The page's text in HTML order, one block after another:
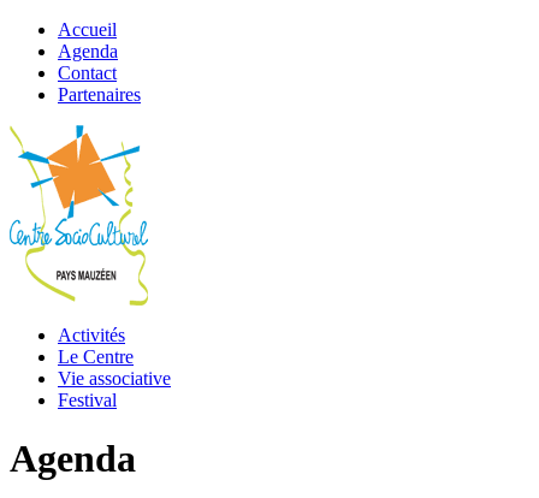
Accueil
Agenda
Contact
Partenaires
Activités
Le Centre
Vie associative
Festival
Agenda